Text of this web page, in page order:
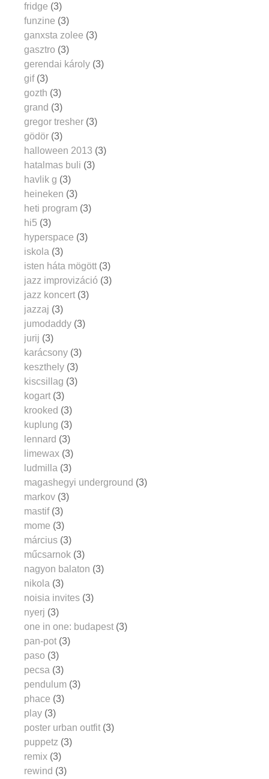
fridge (3)
funzine (3)
ganxsta zolee (3)
gasztro (3)
gerendai károly (3)
gif (3)
gozth (3)
grand (3)
gregor tresher (3)
gödör (3)
halloween 2013 (3)
hatalmas buli (3)
havlik g (3)
heineken (3)
heti program (3)
hi5 (3)
hyperspace (3)
iskola (3)
isten háta mögött (3)
jazz improvizáció (3)
jazz koncert (3)
jazzaj (3)
jumodaddy (3)
jurij (3)
karácsony (3)
keszthely (3)
kiscsillag (3)
kogart (3)
krooked (3)
kuplung (3)
lennard (3)
limewax (3)
ludmilla (3)
magashegyi underground (3)
markov (3)
mastif (3)
mome (3)
március (3)
műcsarnok (3)
nagyon balaton (3)
nikola (3)
noisia invites (3)
nyerj (3)
one in one: budapest (3)
pan-pot (3)
paso (3)
pecsa (3)
pendulum (3)
phace (3)
play (3)
poster urban outfit (3)
puppetz (3)
remix (3)
rewind (3)